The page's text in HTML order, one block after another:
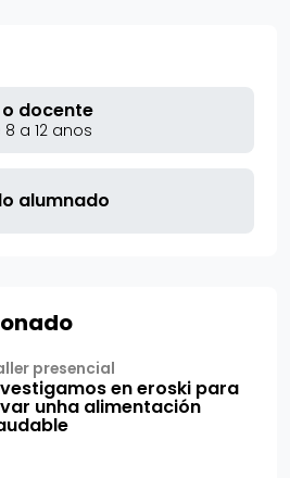
docente
a 12 anos
alumnado
presencial
en eroski para
unha alimentación